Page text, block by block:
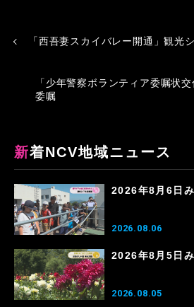
「西吾妻スカイバレー開通」観光
「少年警察ボランティア委嘱状
委嘱
新着NCV地域ニュース
2026年8月6日
2026.08.06
2026年8月5日
2026.08.05